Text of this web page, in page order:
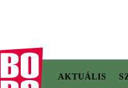
AKTUÁLIS